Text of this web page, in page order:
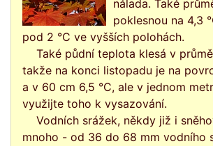
nálada. Také
poklesnou na 4,3
pod 2 °C ve vyšších polohách.
Také půdní teplota klesá v
takže na konci listopadu je na
a v 60 cm 6,5 °C, ale v jednom
využijte toho k vysazování.
Vodních srážek, někdy již i
mnoho - od 36 do 68 mm vodního